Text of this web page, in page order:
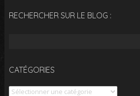
RECHERCHER SUR LE BLOG :
CATÉGORIES
Catégories